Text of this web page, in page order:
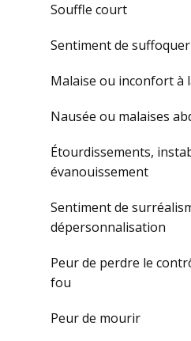
Souffle court
Sentiment de suffoquer
Malaise ou inconfort à
Nausée ou malaises
Étourdissements,
évanouissement
Sentiment de
dépersonnalisation
Peur de perdre le
fou
Peur de mourir